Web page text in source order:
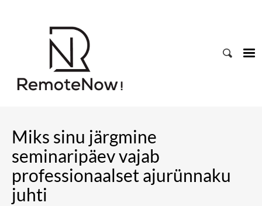
Miks sinu järgmine
seminaripäev vajab
professionaalset ajurünnaku
juhti